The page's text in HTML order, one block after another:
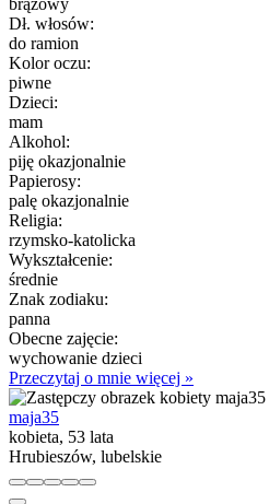
Dł. włosów:
do ramion
Kolor oczu:
piwne
Dzieci:
mam
Alkohol:
piję okazjonalnie
Papierosy:
palę okazjonalnie
Religia:
rzymsko-katolicka
Wykształcenie:
średnie
Znak zodiaku:
panna
Obecne zajęcie:
wychowanie dzieci
Przeczytaj o mnie więcej »
maja35
kobieta, 53 lata
Hrubieszów, lubelskie